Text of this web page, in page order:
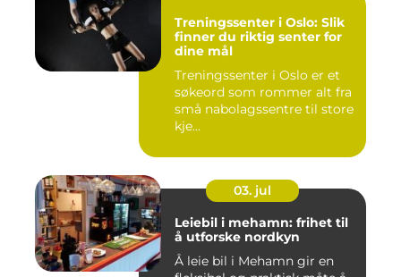
Treningssenter i Oslo: Slik
finner du riktig senter for
dine mål
Treningssenter i Oslo er et
søkeord som rommer alt fra
små nabolagssentre til store
kje...
03. jul
Leiebil i mehamn: frihet til
å utforske nordkyn
Å leie bil i Mehamn gir en